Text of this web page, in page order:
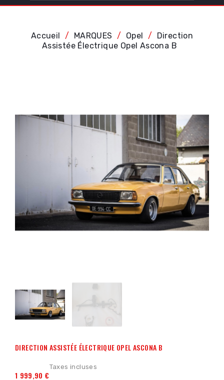
Accueil MARQUES Opel
Direction
Assistée Électrique Opel Ascona B
DIRECTION ASSISTÉE ÉLECTRIQUE OPEL ASCONA B
1 999,90 €
Taxes incluses